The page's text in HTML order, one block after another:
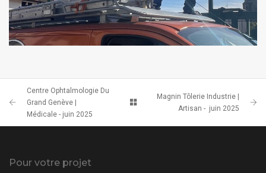
Centre Ophtalmologie Du
Grand Genève |
Médicale - juin 2025
Magnin Tôlerie Industrie |
Artisan - juin 2025
Pour votre projet